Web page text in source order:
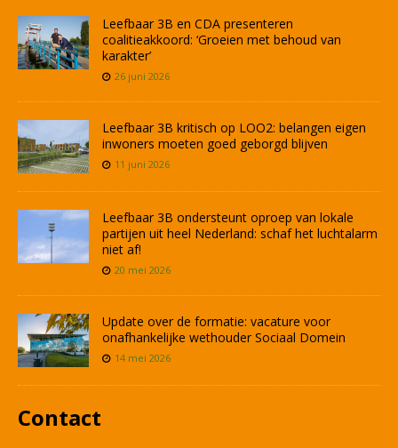
Leefbaar 3B en CDA presenteren
coalitieakkoord: ‘Groeien met behoud van
karakter’
26 juni 2026
Leefbaar 3B kritisch op LOO2: belangen eigen
inwoners moeten goed geborgd blijven
11 juni 2026
Leefbaar 3B ondersteunt oproep van lokale
partijen uit heel Nederland: schaf het luchtalarm
niet af!
20 mei 2026
Update over de formatie: vacature voor
onafhankelijke wethouder Sociaal Domein
14 mei 2026
Contact